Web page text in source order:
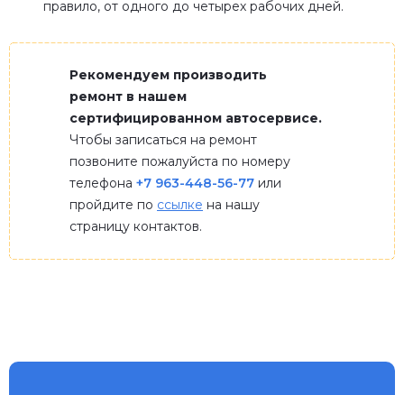
правило, от одного до четырех рабочих дней.
Рекомендуем производить
ремонт в нашем
сертифицированном автосервисе.
Чтобы записаться на ремонт
позвоните пожалуйста по номеру
телефона +7 963-448-56-77 или
пройдите по ссылке на нашу
страницу контактов.